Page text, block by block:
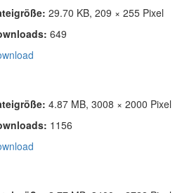
29.70 KB, 209 × 255 Pixel
649
4.87 MB, 3008 × 2000 Pixel
1156